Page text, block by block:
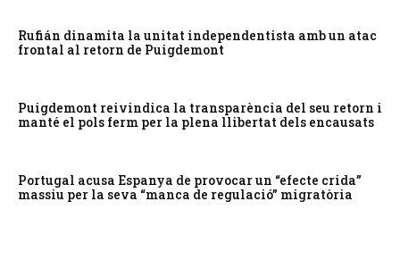
Rufián dinamita la unitat independentista amb un atac
frontal al retorn de Puigdemont
Puigdemont reivindica la transparència del seu retorn i
manté el pols ferm per la plena llibertat dels encausats
Portugal acusa Espanya de provocar un “efecte crida”
massiu per la seva “manca de regulació” migratòria